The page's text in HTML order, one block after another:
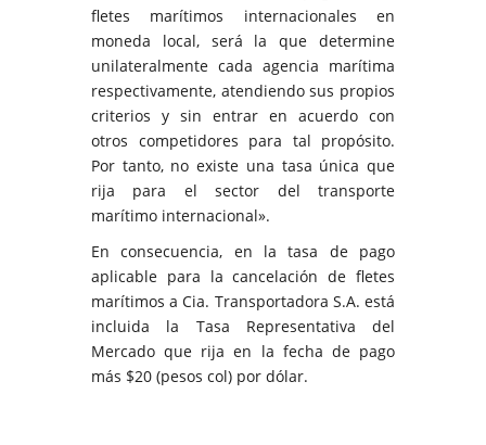
fletes marítimos internacionales en
moneda local, será la que determine
unilateralmente cada agencia marítima
respectivamente, atendiendo sus propios
criterios y sin entrar en acuerdo con
otros competidores para tal propósito.
Por tanto, no existe una tasa única que
rija para el sector del transporte
marítimo internacional».
En consecuencia, en la tasa de pago
aplicable para la cancelación de fletes
marítimos a Cia. Transportadora S.A. está
incluida la Tasa Representativa del
Mercado que rija en la fecha de pago
más $20 (pesos col) por dólar.